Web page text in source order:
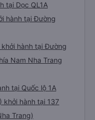
tại Dọc QL1A
hành tại Đường
hành tại Đường
Nam Nha Trang
tại Quốc lộ 1A
khởi hành tại 137
Trang)